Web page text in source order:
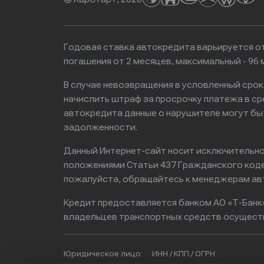
Годовая ставка автокредита варьируется
погашения от 2 месяцев, максимальный -
В случае невозвращения в условленный
начислить штраф за просрочку платежа в
автокредита данные о нарушителе могут
задолженности.
Данный Интернет-сайт носит
положениями Статьи 437 Гражданского
пожалуйста, обращайтесь к менеджерам
Кредит предоставляется банком АО «Т-
владельцев транспортных средств
Юридическое лицо: ИНН / КПП / ОГРН: